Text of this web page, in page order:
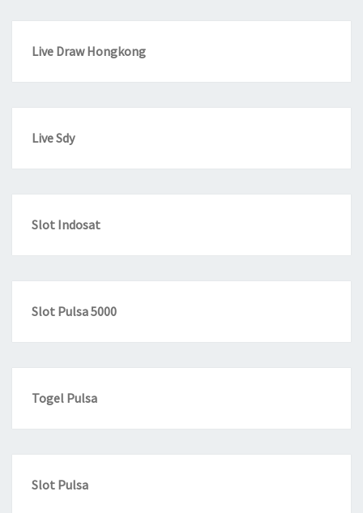
Live Draw Hongkong
Live Sdy
Slot Indosat
Slot Pulsa 5000
Togel Pulsa
Slot Pulsa